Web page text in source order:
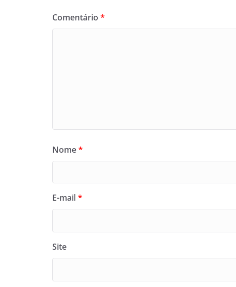
Comentário *
Nome*
E-mail*
Site